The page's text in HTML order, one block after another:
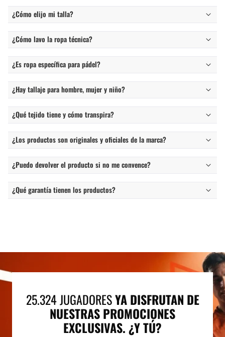
¿Cómo elijo mi talla?
¿Cómo lavo la ropa técnica?
¿Es ropa específica para pádel?
¿Hay tallaje para hombre, mujer y niño?
¿Qué tejido tiene y cómo transpira?
¿Los productos son originales y oficiales de la marca?
¿Puedo devolver el producto si no me convence?
¿Qué garantía tienen los productos?
25.324 JUGADORESYA DISFRUTAN DE
NUESTRAS PROMOCIONES
EXCLUSIVAS. ¿Y TÚ?